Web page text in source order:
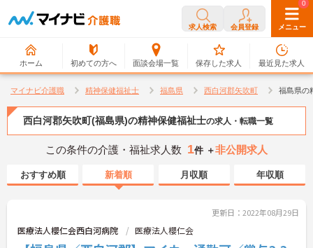
求人検索 会員登録 メニュー
ホーム 初めての方へ 面談会場一覧
0
保存した求人
0
最近見た求人
マイナビ介護職 精神保健福祉士 福島県 西白河郡矢吹町 福島県の
西白河郡矢吹町(福島県)の精神保健福祉士の求人・転職一覧
この条件の介護・福祉求人数 1件 ＋非公開求人
おすすめ順 新着順 月収順 年収順
更新日：2022年08月29日
医療法人櫻仁会西白河病院 医療法人櫻仁会